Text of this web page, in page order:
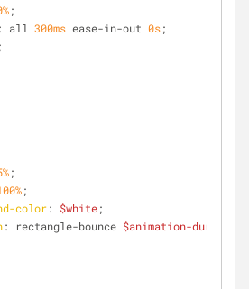
;
: all 300ms ease-in-out 0s;
;
;
;
color: $white;
: rectangle-bounce $animation-duration